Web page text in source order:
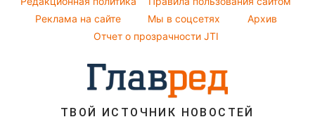
Новости Сум
Новости Житомира
Новости Одессы
Новости Ровно
Все о шоу-бизнесе
Реклама на сайте
Мы в соцсетях
Архив
Отчет о прозрачности JTI
ТВОЙ ИСТОЧНИК НОВОСТЕЙ